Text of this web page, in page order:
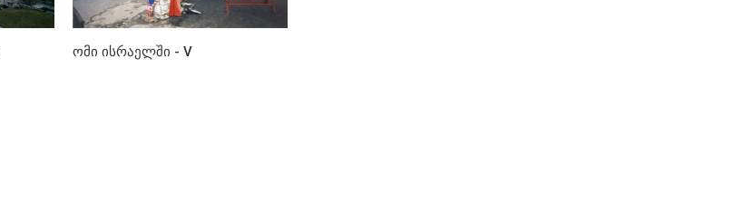
ომი ისრაელში - V